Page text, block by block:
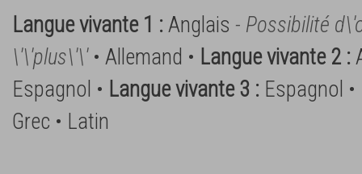
Langue vivante 1 :Anglais - Possibilité
\'\'plus\'\'• Allemand • Langue vivante 2 :
Espagnol • Langue vivante 3 : Espagnol •
Grec • Latin